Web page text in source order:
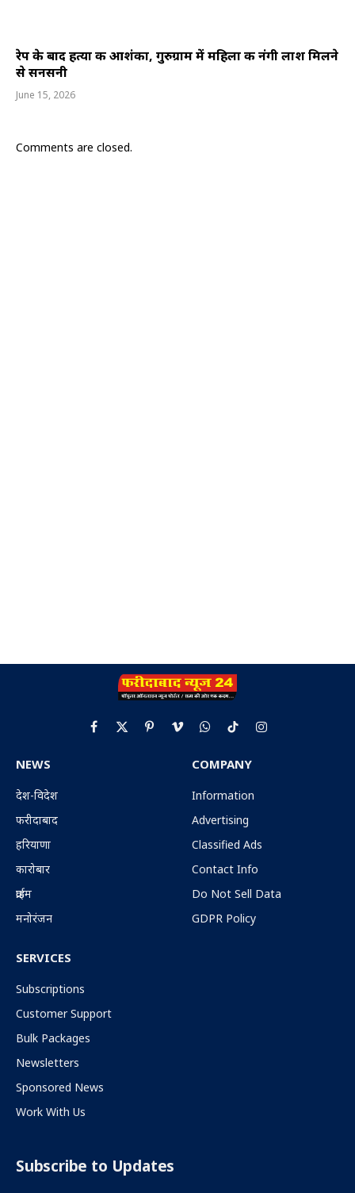
रेप के बाद हत्या की आशंका, गुरुग्राम में महिला की नंगी लाश मिलने
से सनसनी
June 15, 2026
Comments are closed.
Facebook
X
PinterestVimeoWhatsApp
TikTokInstagram
NEWS
देश-विदेश
फरीदाबाद
हरियाणा
कारोबार
क्राईम
मनोरंजन
COMPANY
Information
Advertising
Classified Ads
Contact Info
Do Not Sell Data
GDPR Policy
SERVICES
Subscriptions
Customer Support
Bulk Packages
Newsletters
Sponsored News
Work With Us
Subscribe to Updates